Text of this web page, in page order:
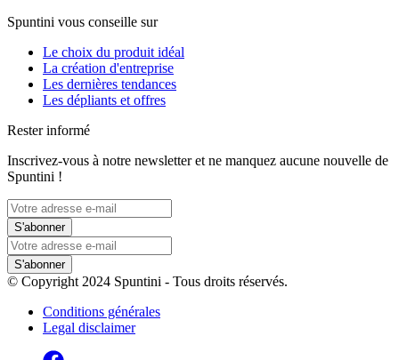
Spuntini vous conseille sur
Le choix du produit idéal
La création d'entreprise
Les dernières tendances
Les dépliants et offres
Rester informé
Inscrivez-vous à notre newsletter et ne manquez aucune nouvelle de
Spuntini !
S'abonner
S'abonner
© Copyright 2024 Spuntini - Tous droits réservés.
Conditions générales
Legal disclaimer